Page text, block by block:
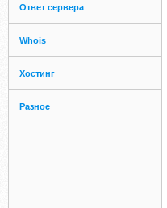
Ответ сервера
Whois
Хостинг
Разное